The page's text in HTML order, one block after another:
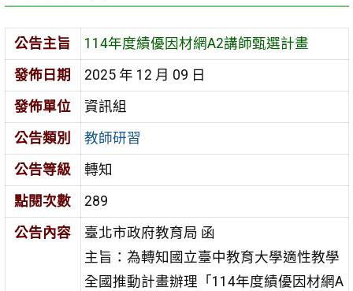
公告主旨
114年度績優因材網A2講師甄選計畫
發佈日期
2025 年 12 月 09 日
發佈單位
資訊組
公告類別
教師研習
公告等級
轉知
點閱次數
289
公告內容
臺北市政府教育局 函
主旨：為轉知國立臺中教育大學適性教學
全國推動計畫辦理「114年度績優因材網A